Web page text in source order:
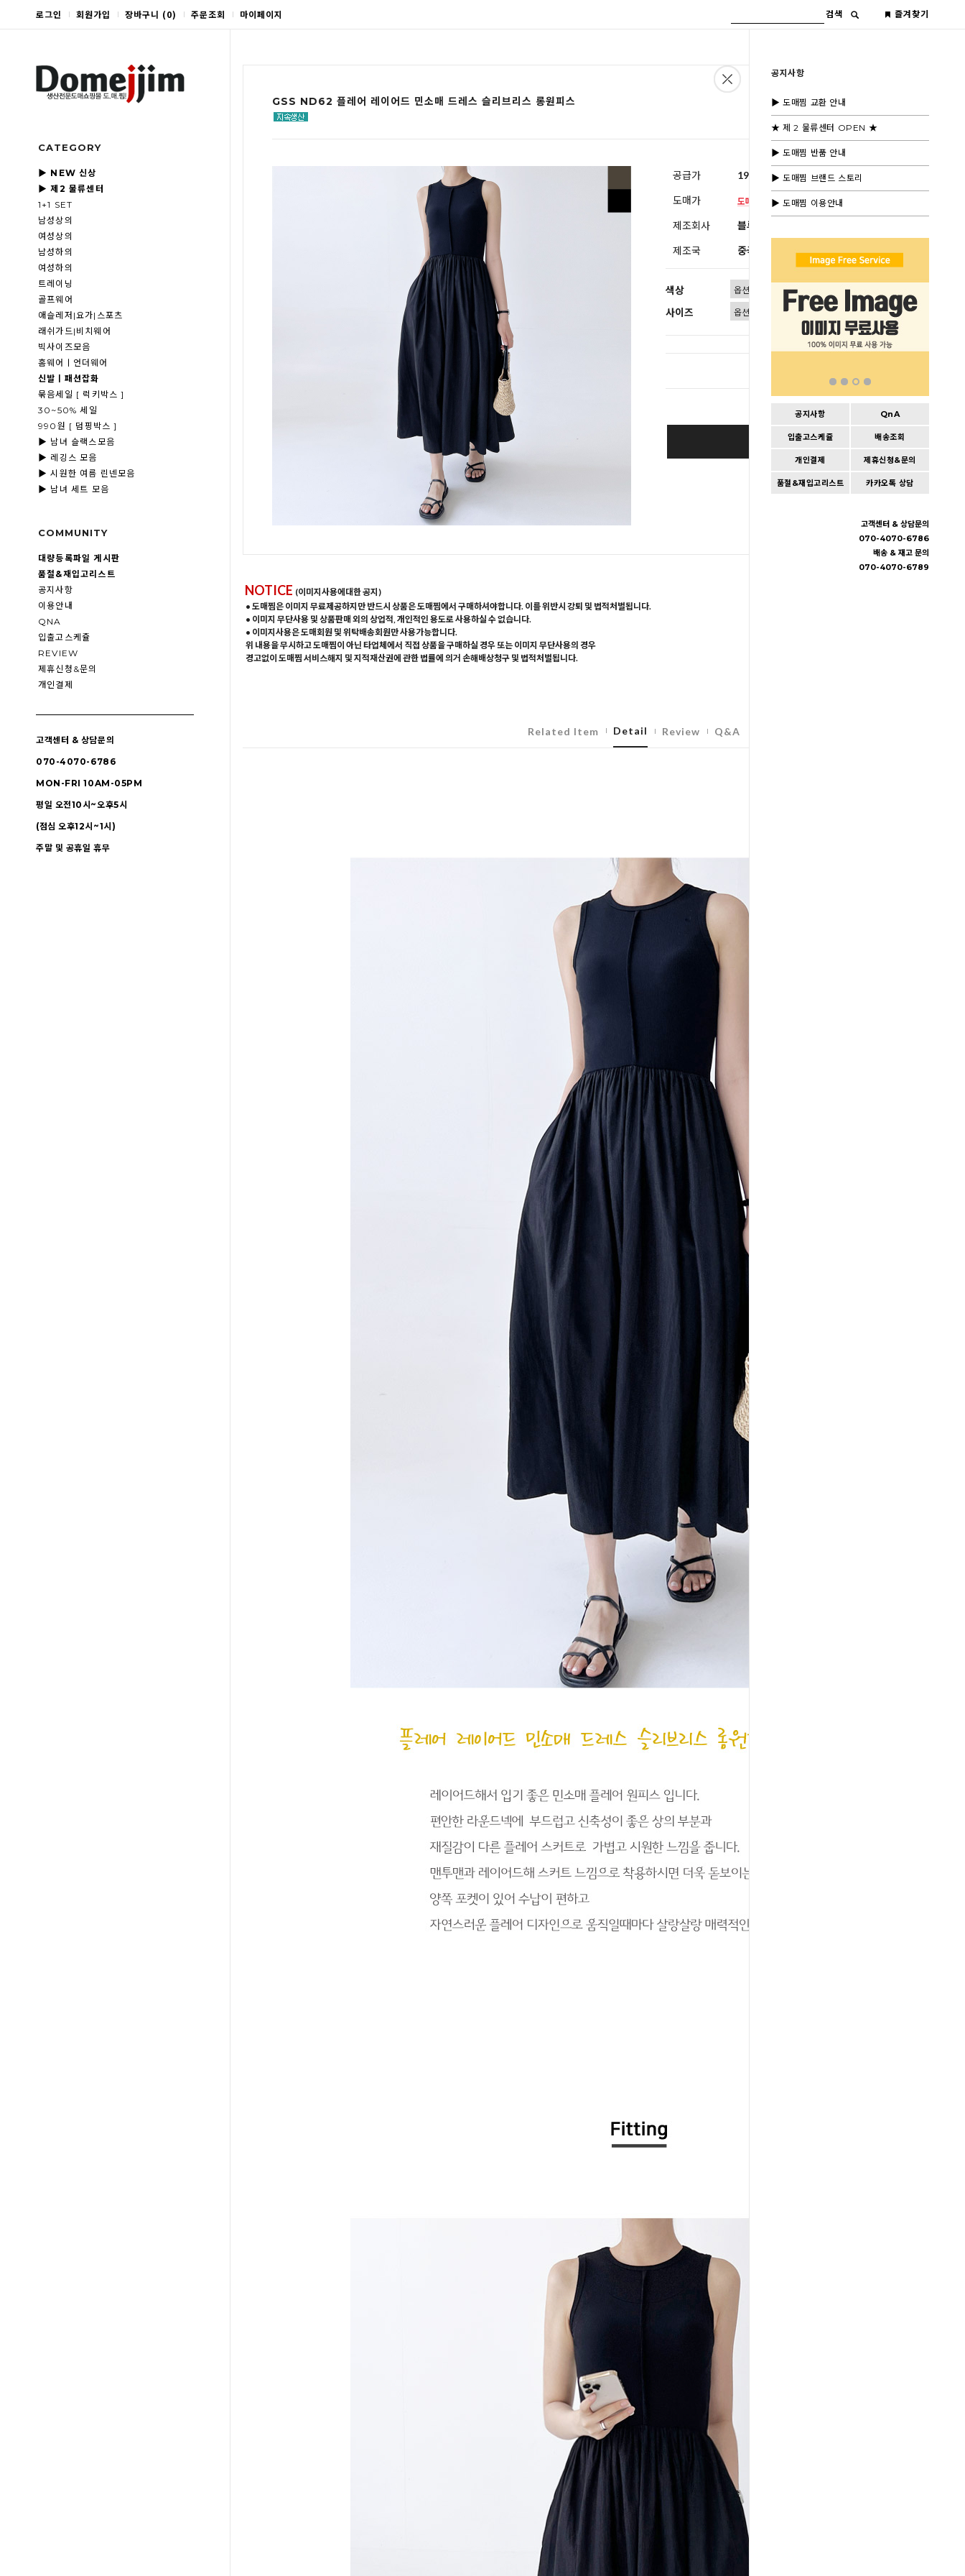
로그인 회원가입 장바구니 (0) 주문조회 마이페이지 검색 즐겨찾기
CATEGORY
▶ NEW 신상
▶ 제2 물류센터
1+1 SET
남성상의
여성상의
남성하의
여성하의
트레이닝
골프웨어
애슬레저|요가|스포츠
래쉬가드|비치웨어
빅사이즈모음
홈웨어ㅣ언더웨어
신발ㅣ패션잡화
묶음세일 [ 럭키박스 ]
30~50% 세일
990원 [ 덤핑박스 ]
▶ 남녀 슬랙스모음
▶ 레깅스 모음
▶ 시원한 여름 린넨모음
▶ 남녀 세트 모음
COMMUNITY
대량등록파일 게시판
품절&재입고리스트
공지사항
이용안내
QNA
입출고스케쥴
REVIEW
제휴신청&문의
개인결제
고객센터 & 상담문의
070-4070-6786
MON-FRI 10AM-05PM
평일 오전10시~오후5시
(점심 오후12시~1시)
주말 및 공휴일 휴무
공지사항
▶ 도매찜 교환 안내
★ 제 2 물류센터 OPEN ★
▶ 도매찜 반품 안내
▶ 도매찜 브랜드 스토리
▶ 도매찜 이용안내
공지사항 QnA
입출고스케쥴 배송조회
개인결제 제휴신청&문의
품절&재입고리스트 카카오톡 상담
고객센터 & 상담문의
070-4070-6786
배송 & 재고 문의
070-4070-6789
GSS ND62 플레어 레이어드 민소매 드레스 슬리브리스 롱원피스
공급가 19,600원 (부가세별도)
도매가
제조회사 블루모드제휴사
제조국 중국
색상
사이즈
BUY IT NOW
Cart | Wishlist
NOTICE (이미지사용에대한 공지)
• 도매찜은 이미지 무료제공하지만 반드시 상품은 도매찜에서 구매하셔야합니다. 이를 위반시 강퇴 및 법적처벌됩니다.
• 이미지 무단사용 및 상품판매 외의 상업적, 개인적인 용도로 사용하실 수 없습니다.
• 이미지사용은 도매회원 및 위탁배송회원만 사용가능합니다.
위 내용을 무시하고 도매찜이 아닌 타업체에서 직접 상품을 구매하실 경우 또는 이미지 무단사용의 경우
경고없이 도매찜 서비스해지 및 지적재산권에 관한 법률에 의거 손해배상청구 및 법적처벌됩니다.
Related Item Detail Review Q&A